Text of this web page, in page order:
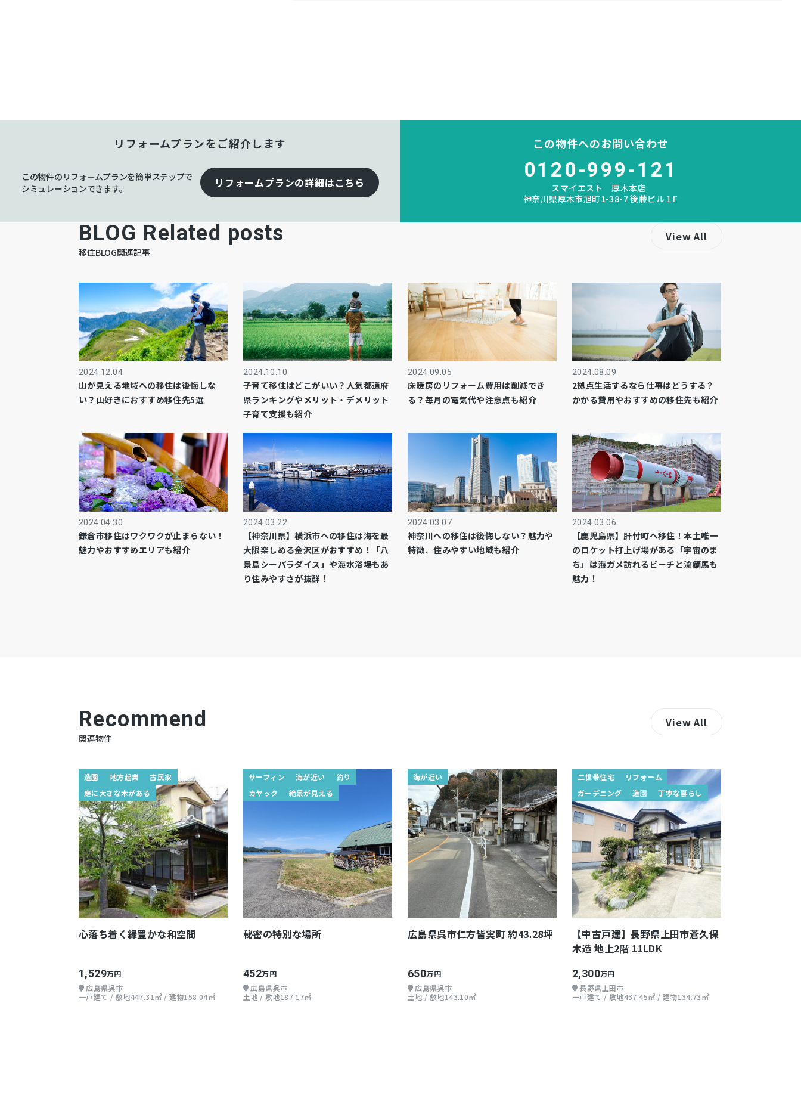
リフォームプランをご紹介します
この物件のリフォームプランを簡単ステップで
シミュレーションできます。
リフォームプランの詳細はこちら
この物件へのお問い合わせ
0120-999-121
スマイエスト 厚木本店
神奈川県厚木市旭町1-38-7 後藤ビル１F
BLOG Related posts
移住BLOG関連記事
2024.12.04
山が見える地域への移住は後悔しな
い？山好きにおすすめ移住先5選
2024.10.10
子育て移住はどこがいい？人気都道府
県ランキングやメリット・デメリット
子育て支援も紹介
2024.09.05
床暖房のリフォーム費用は削減でき
る？毎月の電気代や注意点も紹介
2024.08.09
2拠点生活するなら仕事はどうする？
かかる費用やおすすめの移住先も紹介
2024.04.30
鎌倉市移住はワクワクが止まらない！
魅力やおすすめエリアも紹介
2024.03.22
【神奈川県】横浜市への移住は海を最
大限楽しめる金沢区がおすすめ！「八
景島シーパラダイス」や海水浴場もあ
り住みやすさが抜群！
2024.03.07
神奈川への移住は後悔しない？魅力や
特徴、住みやすい地域も紹介
2024.03.06
【鹿児島県】肝付町へ移住！本土唯一
のロケット打上げ場がある「宇宙のま
ち」は海ガメ訪れるビーチと流鏑馬も
魅力！
View All
Recommend
関連物件
造園 地方起業
古民家
庭に大きな木がある
心落ち着く緑豊かな和空間
1,529万円
広島県呉市
一戸建て / 敷地447.31㎡ / 建物158.04㎡
サーフィン 海が近い
釣り
カヤック
絶景が見える
秘密の特別な場所
452万円
広島県呉市
土地 / 敷地187.17㎡
海が近い
広島県呉市仁方皆実町 約43.28坪
650万円
広島県呉市
土地 / 敷地143.10㎡
二世帯住宅
リフォーム
ガーデニング
造園 丁寧な暮らし
【中古戸建】長野県上田市蒼久保
木造 地上2階 11LDK
2,300万円
長野県上田市
一戸建て / 敷地437.45㎡ / 建物134.73㎡
View All